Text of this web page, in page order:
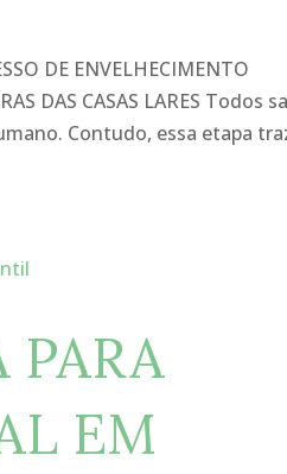
DE ENVELHECIMENTO
DAS CASAS LARES Todos
Contudo, essa etapa
PARA
EM